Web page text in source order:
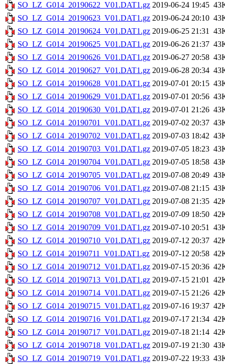
SO_LZ_G014_20190622_V01.DAT1.gz 2019-06-24 19:45
SO_LZ_G014_20190623_V01.DAT1.gz 2019-06-24 20:10
SO_LZ_G014_20190624_V01.DAT1.gz 2019-06-25 21:31
SO_LZ_G014_20190625_V01.DAT1.gz 2019-06-26 21:37
SO_LZ_G014_20190626_V01.DAT1.gz 2019-06-27 20:58
SO_LZ_G014_20190627_V01.DAT1.gz 2019-06-28 20:34
SO_LZ_G014_20190628_V01.DAT1.gz 2019-07-01 20:15
SO_LZ_G014_20190629_V01.DAT1.gz 2019-07-01 20:56
SO_LZ_G014_20190630_V01.DAT1.gz 2019-07-01 21:26
SO_LZ_G014_20190701_V01.DAT1.gz 2019-07-02 20:37
SO_LZ_G014_20190702_V01.DAT1.gz 2019-07-03 18:42
SO_LZ_G014_20190703_V01.DAT1.gz 2019-07-05 18:23
SO_LZ_G014_20190704_V01.DAT1.gz 2019-07-05 18:58
SO_LZ_G014_20190705_V01.DAT1.gz 2019-07-08 20:49
SO_LZ_G014_20190706_V01.DAT1.gz 2019-07-08 21:15
SO_LZ_G014_20190707_V01.DAT1.gz 2019-07-08 21:35
SO_LZ_G014_20190708_V01.DAT1.gz 2019-07-09 18:50
SO_LZ_G014_20190709_V01.DAT1.gz 2019-07-10 20:51
SO_LZ_G014_20190710_V01.DAT1.gz 2019-07-12 20:37
SO_LZ_G014_20190711_V01.DAT1.gz 2019-07-12 20:58
SO_LZ_G014_20190712_V01.DAT1.gz 2019-07-15 20:36
SO_LZ_G014_20190713_V01.DAT1.gz 2019-07-15 21:01
SO_LZ_G014_20190714_V01.DAT1.gz 2019-07-15 21:26
SO_LZ_G014_20190715_V01.DAT1.gz 2019-07-16 19:37
SO_LZ_G014_20190716_V01.DAT1.gz 2019-07-17 21:34
SO_LZ_G014_20190717_V01.DAT1.gz 2019-07-18 21:14
SO_LZ_G014_20190718_V01.DAT1.gz 2019-07-19 21:30
SO_LZ_G014_20190719_V01.DAT1.gz 2019-07-22 19:33